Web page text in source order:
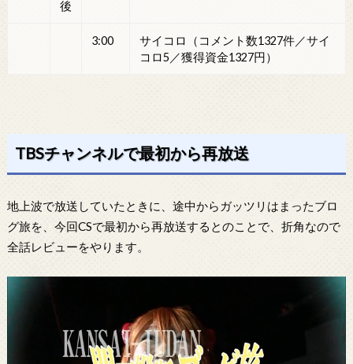
後
3:00
サイコロ（コメント数1327件／サイ
コロ5／獲得資金1327円）
TBSチャンネルで最初から再放送
地上波で放送していたときに、途中からガッツリはまったブロ
グ旅を、今回CSで最初から再放送するとのことで、折角なので
全話レビューをやります。